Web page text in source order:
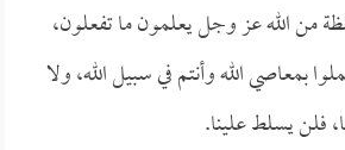
من الله عز وجل يعلمون ما تفعلون،
بمعاصي الله وأنتم في سبيل الله، ولا
فلن يسلط علينا.